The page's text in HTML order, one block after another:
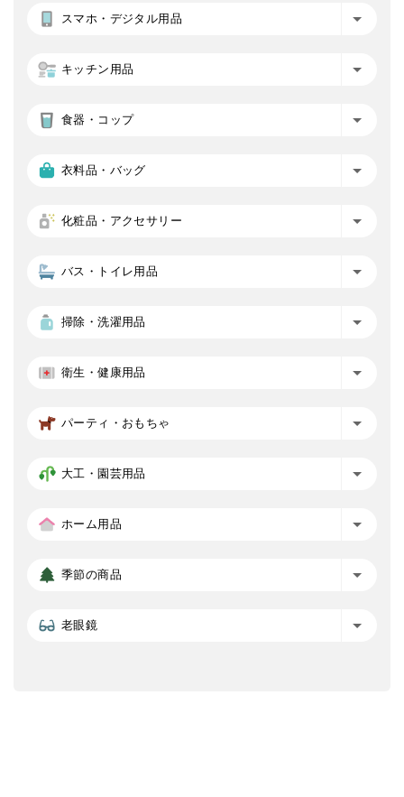
スマホ・デジタル用品
キッチン用品
食器・コップ
衣料品・バッグ
化粧品・アクセサリー
バス・トイレ用品
掃除・洗濯用品
衛生・健康用品
パーティ・おもちゃ
大工・園芸用品
ホーム用品
季節の商品
老眼鏡